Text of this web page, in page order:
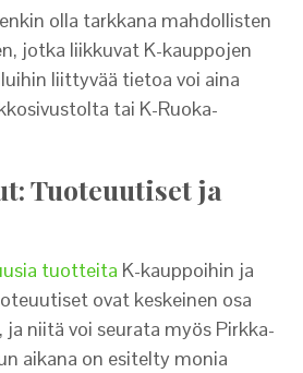
olla tarkkana mahdollisten
jotka liikkuvat K-kauppojen
liittyvää tietoa voi aina
tai K-Ruoka-
Tuoteuutiset ja
tuotteita K-kauppoihin ja
ovat keskeinen osa
ja niitä voi seurata myös Pirkka-
aikana on esitelty monia